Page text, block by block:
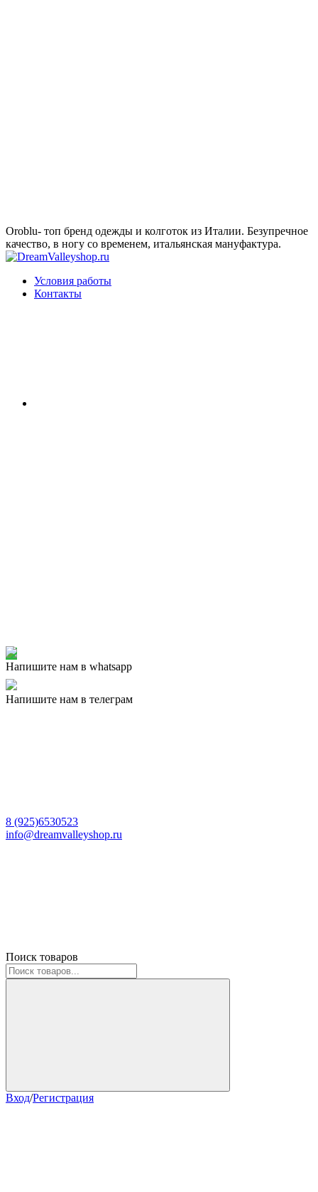
Oroblu- топ бренд одежды и колготок из Италии. Безупречное
качество, в ногу со временем, итальянская мануфактура.
Условия работы
Контакты
Напишите нам в whatsapp
Напишите нам в телеграм
8 (925)6530523
info@dreamvalleyshop.ru
Поиск товаров
Вход/Регистрация